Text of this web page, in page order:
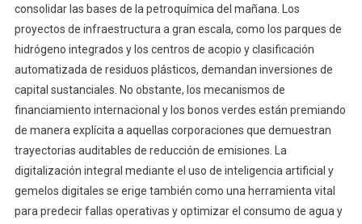
consolidar las bases de la petroquímica del mañana. Los
proyectos de infraestructura a gran escala, como los parques de
hidrógeno integrados y los centros de acopio y clasificación
automatizada de residuos plásticos, demandan inversiones de
capital sustanciales. No obstante, los mecanismos de
financiamiento internacional y los bonos verdes están premiando
de manera explícita a aquellas corporaciones que demuestran
trayectorias auditables de reducción de emisiones. La
digitalización integral mediante el uso de inteligencia artificial y
gemelos digitales se erige también como una herramienta vital
para predecir fallas operativas y optimizar el consumo de agua y